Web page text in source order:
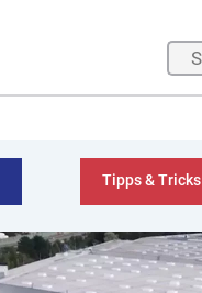
Tipps & Tricks